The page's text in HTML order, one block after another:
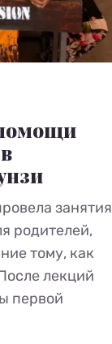
занятия
родителей,
тому, как
лекций
первой